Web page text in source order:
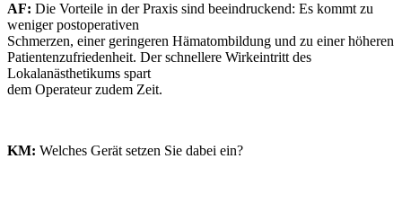
AF: Die Vorteile in der Praxis sind beeindruckend: Es kommt zu
weniger postoperativen
Schmerzen, einer geringeren Hämatombildung und zu einer höheren
Patientenzufriedenheit. Der schnellere Wirkeintritt des
Lokalanästhetikums spart
dem Operateur zudem Zeit.
KM: Welches Gerät setzen Sie dabei ein?